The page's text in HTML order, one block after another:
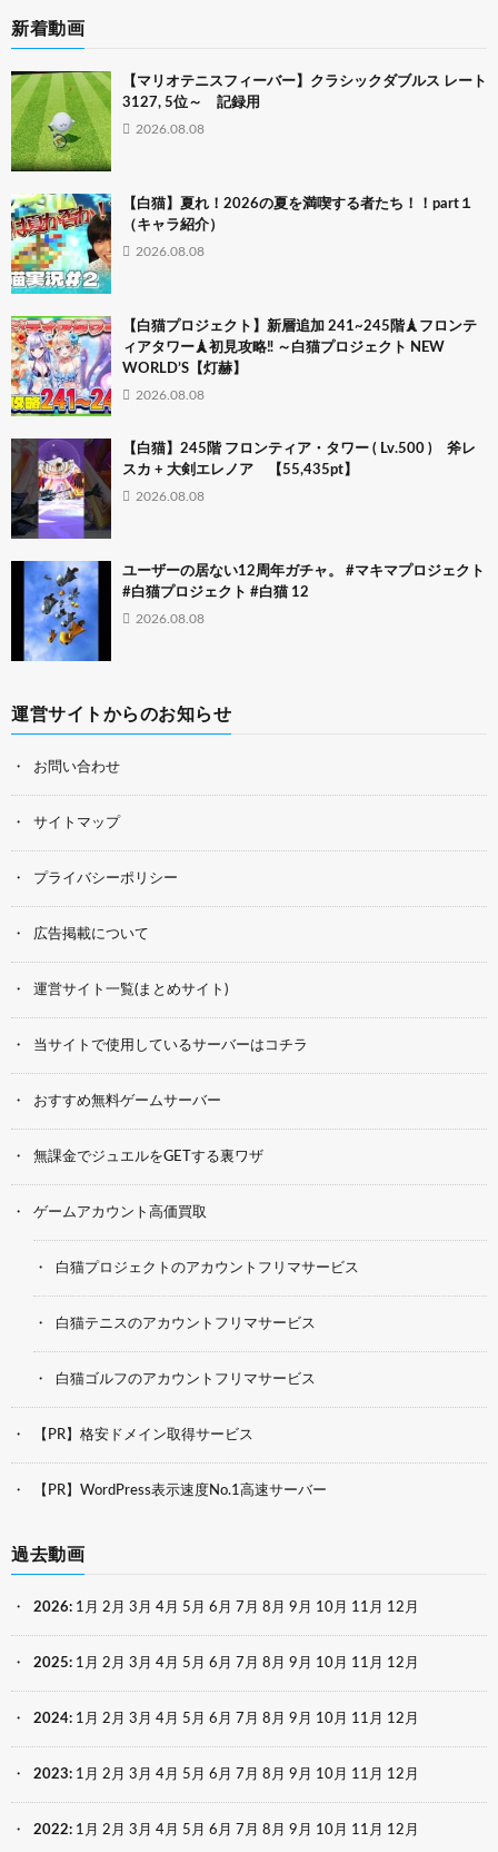
新着動画
【マリオテニスフィーバー】クラシックダブルス レート
3127, 5位～ 記録用
2026.08.08
【白猫】夏れ！2026の夏を満喫する者たち！！part１
（キャラ紹介）
2026.08.08
【白猫プロジェクト】新層追加 241~245階🗼フロンテ
ィアタワー🗼初見攻略‼ ～白猫プロジェクト NEW
WORLD’S【灯赫】
2026.08.08
【白猫】245階 フロンティア・タワー ( Lv.500 ) 斧レ
スカ + 大剣エレノア 【55,435pt】
2026.08.08
ユーザーの居ない12周年ガチャ。 #マキマプロジェクト
#白猫プロジェクト #白猫 12
2026.08.08
運営サイトからのお知らせ
お問い合わせ
サイトマップ
プライバシーポリシー
広告掲載について
運営サイト一覧(まとめサイト)
当サイトで使用しているサーバーはコチラ
おすすめ無料ゲームサーバー
無課金でジュエルをGETする裏ワザ
ゲームアカウント高価買取
白猫プロジェクトのアカウントフリマサービス
白猫テニスのアカウントフリマサービス
白猫ゴルフのアカウントフリマサービス
【PR】格安ドメイン取得サービス
【PR】WordPress表示速度No.1高速サーバー
過去動画
2026: 1月 2月 3月 4月 5月 6月 7月 8月 9月 10月 11月 12月
2025: 1月 2月 3月 4月 5月 6月 7月 8月 9月 10月 11月 12月
2024: 1月 2月 3月 4月 5月 6月 7月 8月 9月 10月 11月 12月
2023: 1月 2月 3月 4月 5月 6月 7月 8月 9月 10月 11月 12月
2022: 1月 2月 3月 4月 5月 6月 7月 8月 9月 10月 11月 12月